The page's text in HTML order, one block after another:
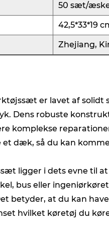
50 sæt/
42,5*33*19
Zhejiang,
er lavet af solidt
Dens robuste
komplekse
dæk, så du kan
ligger i dets evne til
bus eller
betyder, at du kan
hvilket køretøj du